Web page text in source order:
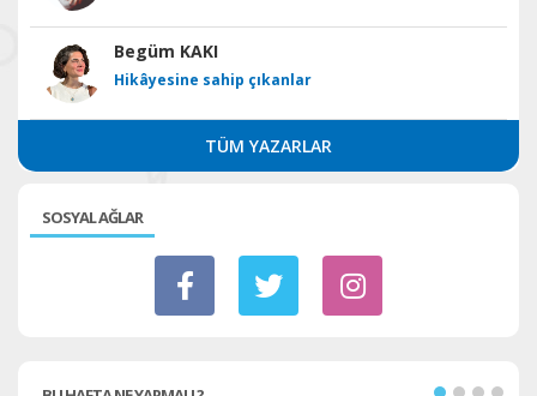
Begüm KAKI
Hikâyesine sahip çıkanlar
TÜM YAZARLAR
SOSYAL AĞLAR